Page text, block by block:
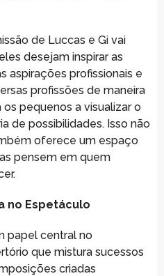
de Luccas e Gi vai
desejam inspirar as
aspirações profissionais e
profissões de maneira
pequenos a visualizar o
de possibilidades. Isso não
oferece um espaço
pensem em quem
no Espetáculo
papel central no
que mistura sucessos
criadas